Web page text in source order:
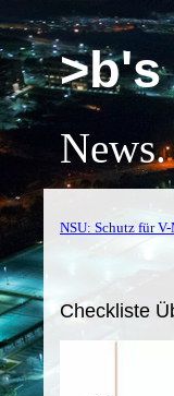
NSU: Schutz für
Checkliste